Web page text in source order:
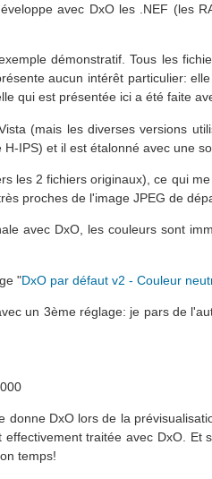
avec DxO les .NEF (les
démonstratif. Tous les
aucun intérêt particulier:
qui est présentée ici a été faite
(mais les diverses versions
IPS) et il est étalonné avec une
les 2 fichiers originaux), ce qui
proches de l'image JPEG de
avec DxO, les couleurs sont
"DxO par défaut v2 - Couleur
un 3ème réglage: je pars de
donne DxO lors de la
traitée avec DxO.
temps!